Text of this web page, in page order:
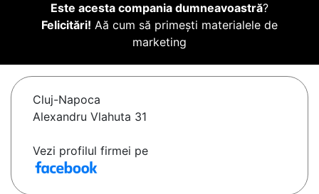
Este acesta compania dumneavoastră?
Felicitări! Aă cum să primești materialele de
marketing
Cluj-Napoca
Alexandru Vlahuta 31
Vezi profilul firmei pe